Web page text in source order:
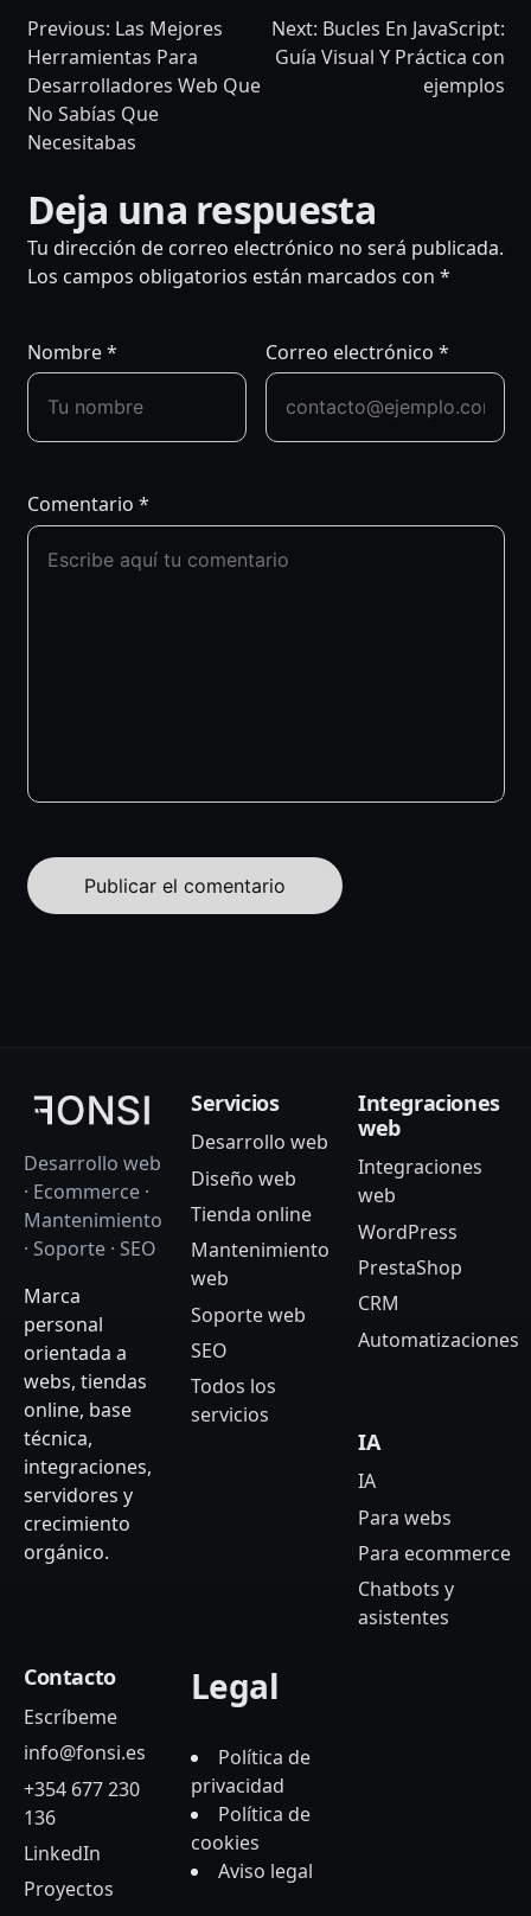
NAVEGACIÓN
DE
ENTRADAS
Previous: Las Mejores
Herramientas Para
Desarrolladores Web Que
No Sabías Que
Necesitabas
Next: Bucles En JavaScript:
Guía Visual Y Práctica con
ejemplos
Deja una respuesta
Tu dirección de correo electrónico no será publicada.
Los campos obligatorios están marcados con *
Nombre* Correo electrónico *
Comentario *
Desarrollo web
· Ecommerce ·
Mantenimiento
· Soporte · SEO
Marca
personal
orientada a
webs, tiendas
online, base
técnica,
integraciones,
servidores y
crecimiento
orgánico.
Servicios
Desarrollo web
Diseño web
Tienda online
Mantenimiento
web
Soporte web
SEO
Todos los
servicios
Integraciones
web
Integraciones
web
WordPress
PrestaShop
CRM
Automatizaciones
IA
IA
Para webs
Para ecommerce
Chatbots y
asistentes
Contacto
Escríbeme
info@fonsi.es
+354 677 230
136
LinkedIn
Proyectos
Legal
Política de
privacidad
Política de
cookies
Aviso legal